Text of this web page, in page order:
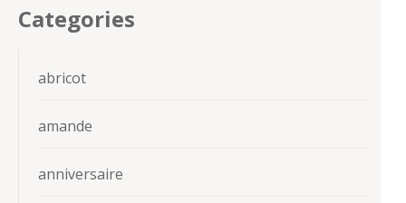
Categories
abricot
amande
anniversaire